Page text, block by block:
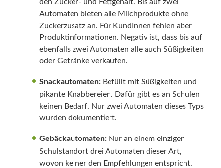
den Zucker- und Fettgehalt. Bis auf zwei
Automaten bieten alle Milchprodukte ohne
Zuckerzusatz an. Für KundInnen fehlen aber
Produktinformationen. Negativ ist, dass bis auf
ebenfalls zwei Automaten alle auch Süßigkeiten
oder Getränke verkaufen.
Snackautomaten: Befüllt mit Süßigkeiten und
pikante Knabbereien. Dafür gibt es an Schulen
keinen Bedarf. Nur zwei Automaten dieses Typs
wurden dokumentiert.
Gebäckautomaten: Nur an einem einzigen
Schulstandort drei Automaten dieser Art,
wovon keiner den Empfehlungen entspricht.